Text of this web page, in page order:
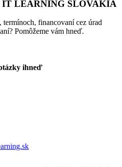
IT LEARNING SLOVAKIA
financovaní cez úrad
Pomôžeme vám hneď.
ihneď